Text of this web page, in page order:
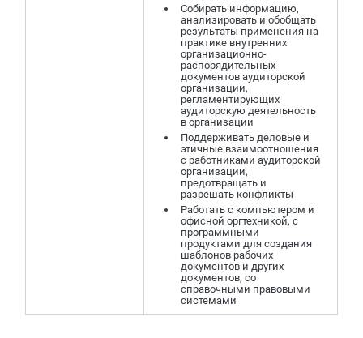
Собирать информацию,
анализировать и обобщать
результаты применения на
практике внутренних
организационно-
распорядительных
документов аудиторской
организации,
регламентирующих
аудиторскую деятельность
в организации
Поддерживать деловые и
этичные взаимоотношения
с работниками аудиторской
организации,
предотвращать и
разрешать конфликты
Работать с компьютером и
офисной оргтехникой, с
программными
продуктами для создания
шаблонов рабочих
документов и других
документов, со
справочными правовыми
системами